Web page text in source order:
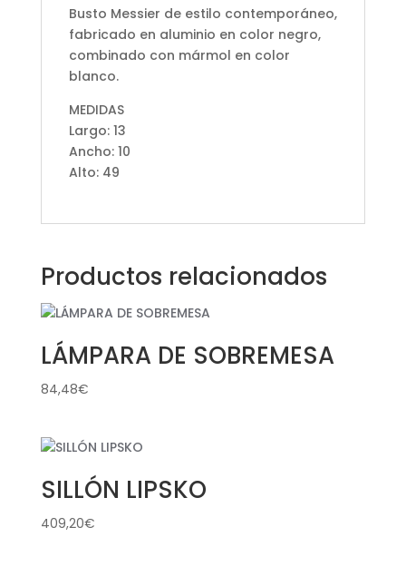
Busto Messier de estilo contemporáneo,
fabricado en aluminio en color negro,
combinado con mármol en color
blanco.
MEDIDAS
Largo: 13
Ancho: 10
Alto: 49
Productos relacionados
LÁMPARA DE SOBREMESA
84,48€
SILLÓN LIPSKO
409,20€